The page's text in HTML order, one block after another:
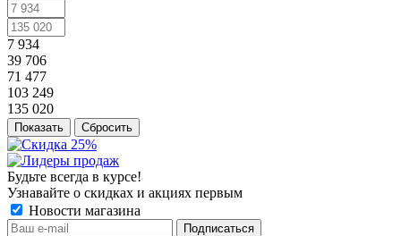
7 934
39 706
71 477
103 249
135 020
Сбросить
Будьте всегда в курсе!
Узнавайте о скидках и акциях первым
Новости магазина